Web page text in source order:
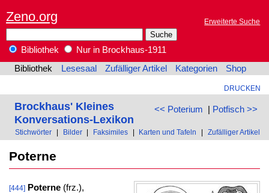
Zeno.org Erweiterte Suche
Bibliothek
Nur in Brockhaus-1911
Bibliothek
Lesesaal Zufälliger Artikel Kategorien Shop
DRUCKEN
<< Poterium | Potfisch >>
Brockhaus' Kleines
Konversations-Lexikon
Stichwörter Bilder Faksimiles Karten und Tafeln Zufälliger Artikel
Poterne
[444] Poterne(frz.),